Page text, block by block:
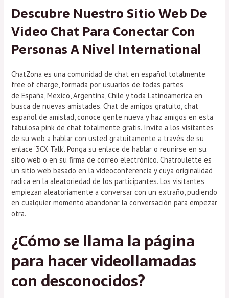
Descubre Nuestro Sitio Web De
Video Chat Para Conectar Con
Personas A Nivel International
ChatZona es una comunidad de chat en español totalmente
free of charge, formada por usuarios de todas partes
de España, Mexico, Argentina, Chile y toda Latinoamerica en
busca de nuevas amistades. Chat de amigos gratuito, chat
español de amistad, conoce gente nueva y haz amigos en esta
fabulosa pink de chat totalmente gratis. Invite a los visitantes
de su web a hablar con usted gratuitamente a través de su
enlace ‘3CX Talk’. Ponga su enlace de hablar o reunirse en su
sitio web o en su firma de correo electrónico. Chatroulette es
un sitio web basado en la videoconferencia y cuya originalidad
radica en la aleatoriedad de los participantes. Los visitantes
empiezan aleatoriamente a conversar con un extraño, pudiendo
en cualquier momento abandonar la conversación para empezar
otra.
¿Cómo se llama la página
para hacer videollamadas
con desconocidos?